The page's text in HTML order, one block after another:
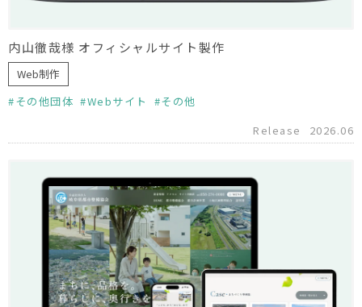
内山徹哉様 オフィシャルサイト製作
Web制作
その他団体
Webサイト
その他
Release
2026.06